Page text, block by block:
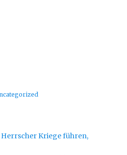
Kriege führen,